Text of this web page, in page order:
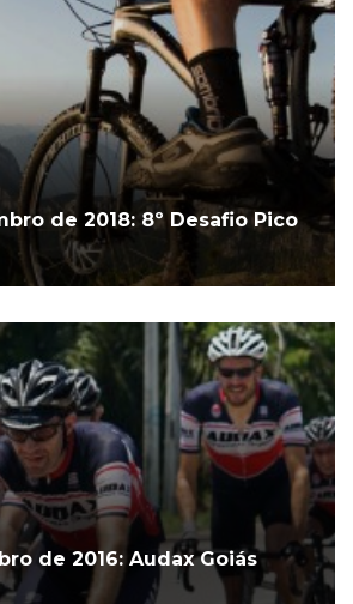
de 2018: 8º Desafio Pico
de 2016: Audax Goiás